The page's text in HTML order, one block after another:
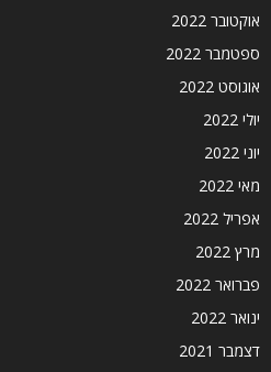
אוקטובר 2022
ספטמבר 2022
אוגוסט 2022
יולי 2022
יוני 2022
מאי 2022
אפריל 2022
מרץ 2022
פברואר 2022
ינואר 2022
דצמבר 2021